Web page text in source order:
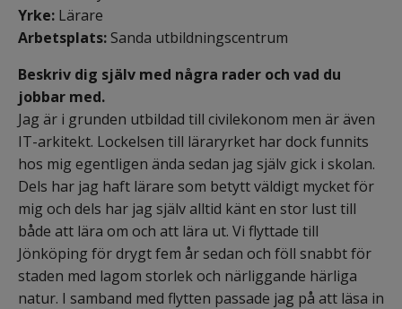
Yrke: Lärare
Arbetsplats: Sanda utbildningscentrum
Beskriv dig själv med några rader och vad du
jobbar med.
Jag är i grunden utbildad till civilekonom men är även
IT-arkitekt. Lockelsen till läraryrket har dock funnits
hos mig egentligen ända sedan jag själv gick i skolan.
Dels har jag haft lärare som betytt väldigt mycket för
mig och dels har jag själv alltid känt en stor lust till
både att lära om och att lära ut. Vi flyttade till
Jönköping för drygt fem år sedan och föll snabbt för
staden med lagom storlek och närliggande härliga
natur. I samband med flytten passade jag på att läsa in